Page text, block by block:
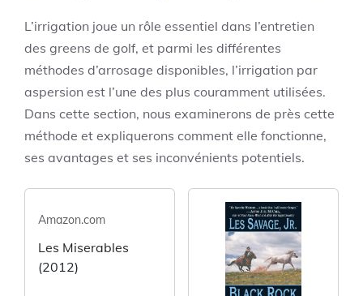
L’irrigation joue un rôle essentiel dans l’entretien
des greens de golf, et parmi les différentes
méthodes d’arrosage disponibles, l’irrigation par
aspersion est l’une des plus couramment utilisées.
Dans cette section, nous examinerons de près cette
méthode et expliquerons comment elle fonctionne,
ses avantages et ses inconvénients potentiels.
Amazon.com
Les Miserables
(2012)